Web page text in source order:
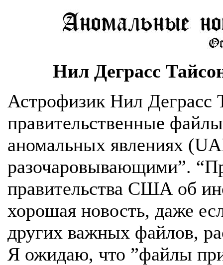
Нил Деграсс
Астрофизик Нил Деграсс
правительственные
аномальных явлениях
разочаровывающими”.
правительства США об
хорошая новость, даже
других важных файлов,
Я ожидаю, что ”файлы